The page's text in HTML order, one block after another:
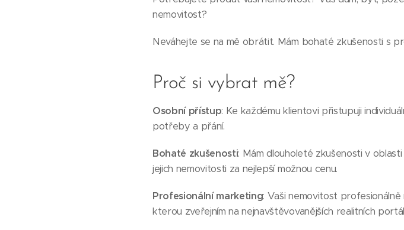
nemovitost?
Neváhejte se na mě obrátit. Mám bohaté zkušenosti s
Proč si vybrat mě?
Osobní přístup: Ke každému klientovi přistupuji
potřeby a přání.
Bohaté zkušenosti: Mám dlouholeté zkušenosti v
jejich nemovitosti za nejlepší možnou cenu.
Profesionální marketing: Vaši nemovitost
kterou zveřejním na nejnavštěvovanějších realitních